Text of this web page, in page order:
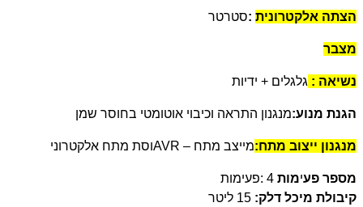
הצתה אלקטרונית :סטרטר
מצבר
נשיאה : גלגלים + ידיות
הגנת מנוע:מנגנון התראה וכיבוי אוטומטי בחוסר שמן
מנגנון ייצוב מתח:מייצב מתח AVR –וסת מתח אלקטרוני
מספר פעימות : 4פעימות
קיבולת מיכל דלק: